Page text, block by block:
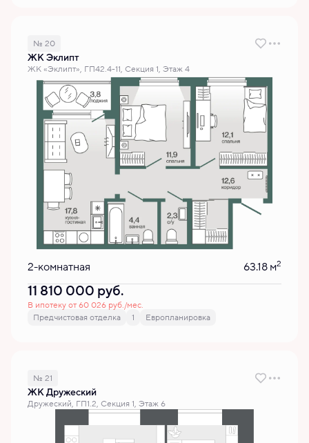
№ 20
ЖК Эклипт
ЖК «Эклипт», ГП42.4-11, Секция 1, Этаж 4
2-комнатная 63.18 м2
11 810 000 руб.
В ипотеку от 60 026 руб./мес.
Предчистовая отделка
1 Европланировка
№ 21
ЖК Дружеский
Дружеский, ГП1.2, Секция 1, Этаж 6